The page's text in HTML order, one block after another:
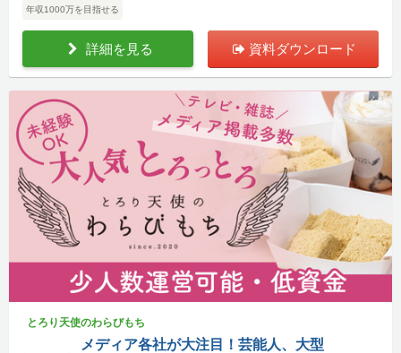
年収1000万を目指せる
詳細を見る 資料ダウンロード
とろり天使のわらびもち
メディア各社が大注目！芸能人、大型